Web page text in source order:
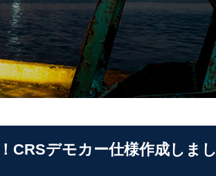
CRSデモカー仕様作成しまし